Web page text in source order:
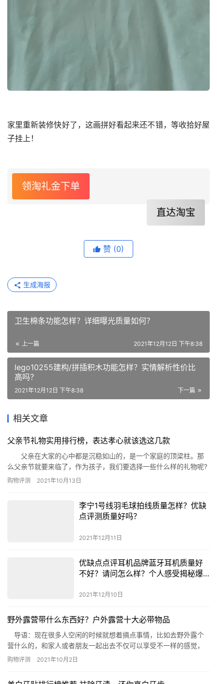
家里重新装修快好了，这画拼好看起来还不错，等收拾好屋
子挂上！
领淘礼金下单
直达淘宝
赞 (0)
生成海报
卫生棉条功能怎样？详细曝光质量如何？
上一篇 2021年12月12日 下午8:38
lego10255建构/拼插积木功能怎样？实情解析性价比
高吗？
下一篇
2021年12月12日 下午8:38
相关文章
父亲节礼物实用排行榜，表达孝心就该选这几款
父亲在大家的心中都是沉稳如山的，是一个家庭的顶梁柱。那
么父亲节就要来临了，作为孩子，我们要选择一些什么样的礼物呢?
哪种才是最合适的呢?今天就由小编来为大家列出父亲节礼物实用排
5、便携随身茶盒 6、对茶枕 7、紫砂百福…
购物评测 2021年10月13日
李宁1号线羽毛球拍线质量怎样？优缺
点评测质量好吗？
2021年12月11日
优缺点点评耳机品牌蓝牙耳机质量好
不好？请问怎么样？个人感受揭秘爆
2021年12月10日
野外露营带什么东西好？户外露营十大必带物品
导语：现在很多人空闲的时候就想着搞点事情，比如去野外露个
营什么的，和家人或者朋友一起出去不仅可以享受不一样的感觉，
再不济在朋友圈还可以发发东西，那么如果要去野外露营应该带什
购物评测 2021年10月2日